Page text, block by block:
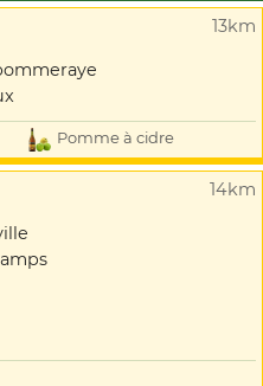
13km
Pomme à cidre
14km